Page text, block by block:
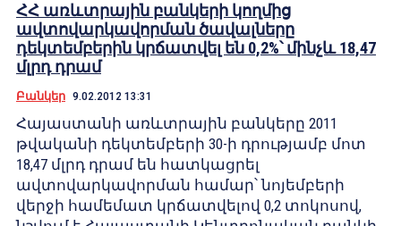
ՀՀ առևտրային բանկերի կողմից
ավտովարկավորման ծավալները
դեկտեմբերին կրճատվել են 0,2%՝ մինչև 18,47
մլրդ դրամ
Բանկեր 9.02.2012 13:31
Հայաստանի առևտրային բանկերը 2011
թվականի դեկտեմբերի 30-ի դրությամբ մոտ
18,47 մլրդ դրամ են հատկացրել
ավտովարկավորման համար՝ նոյեմբերի
վերջի համեմատ կրճատվելով 0,2 տոկոսով,